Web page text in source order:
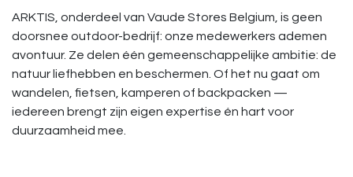
ARKTIS, onderdeel van Vaude Stores Belgium, is geen
doorsnee outdoor-bedrijf: onze medewerkers ademen
avontuur. Ze delen één gemeenschappelijke ambitie: de
natuur liefhebben en beschermen. Of het nu gaat om
wandelen, fietsen, kamperen of backpacken —
iedereen brengt zijn eigen expertise én hart voor
duurzaamheid mee.